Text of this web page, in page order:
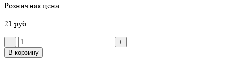
Розничная цена:
21 руб.
−
+
В корзину